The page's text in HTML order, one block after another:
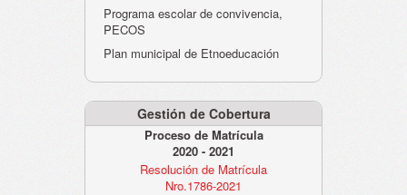
Programa escolar de convivencia,
PECOS
Plan municipal de Etnoeducación
Gestión de Cobertura
Proceso de Matrícula
2020 - 2021
Resolución de Matrícula
Nro.1786-2021